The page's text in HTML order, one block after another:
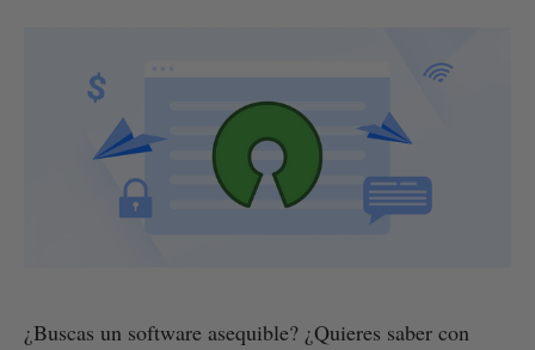
¿Buscas un software asequible? ¿Quieres saber con